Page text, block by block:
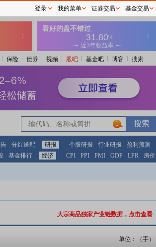
保险 债券 视频 股吧 基金吧 博客 搜索
1
分红送配 研报 个股研报 行业研报
盈利预测
基金排行 经济 CPI PPI PMI GDP LPR 房价
大宗商品独家产业链数据，点击查看
单位：（手）
登录 我的菜单 证券交易 基金交易